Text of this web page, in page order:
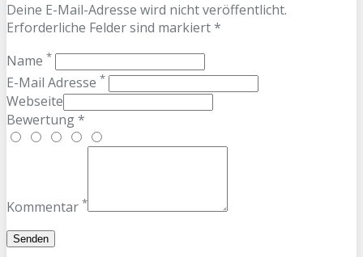
Deine E-Mail-Adresse wird nicht veröffentlicht.
Erforderliche Felder sind markiert *
Name *
E-Mail Adresse *
Webseite
Bewertung *
Kommentar *